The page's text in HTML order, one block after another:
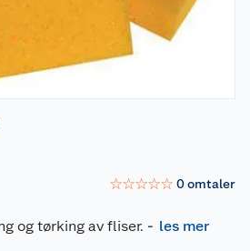
☆☆☆☆☆ 0omtaler
og tørking av fliser. - les mer